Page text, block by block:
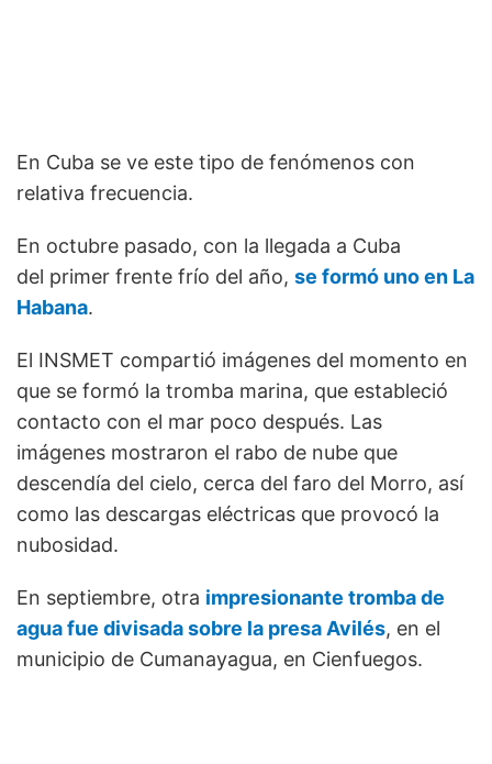
En Cuba se ve este tipo de fenómenos con
relativa frecuencia.
En octubre pasado, con la llegada a Cuba
del primer frente frío del año, se formó uno en La
Habana.
El INSMET compartió imágenes del momento en
que se formó la tromba marina, que estableció
contacto con el mar poco después. Las
imágenes mostraron el rabo de nube que
descendía del cielo, cerca del faro del Morro, así
como las descargas eléctricas que provocó la
nubosidad.
En septiembre, otra impresionante tromba de
agua fue divisada sobre la presa Avilés, en el
municipio de Cumanayagua, en Cienfuegos.